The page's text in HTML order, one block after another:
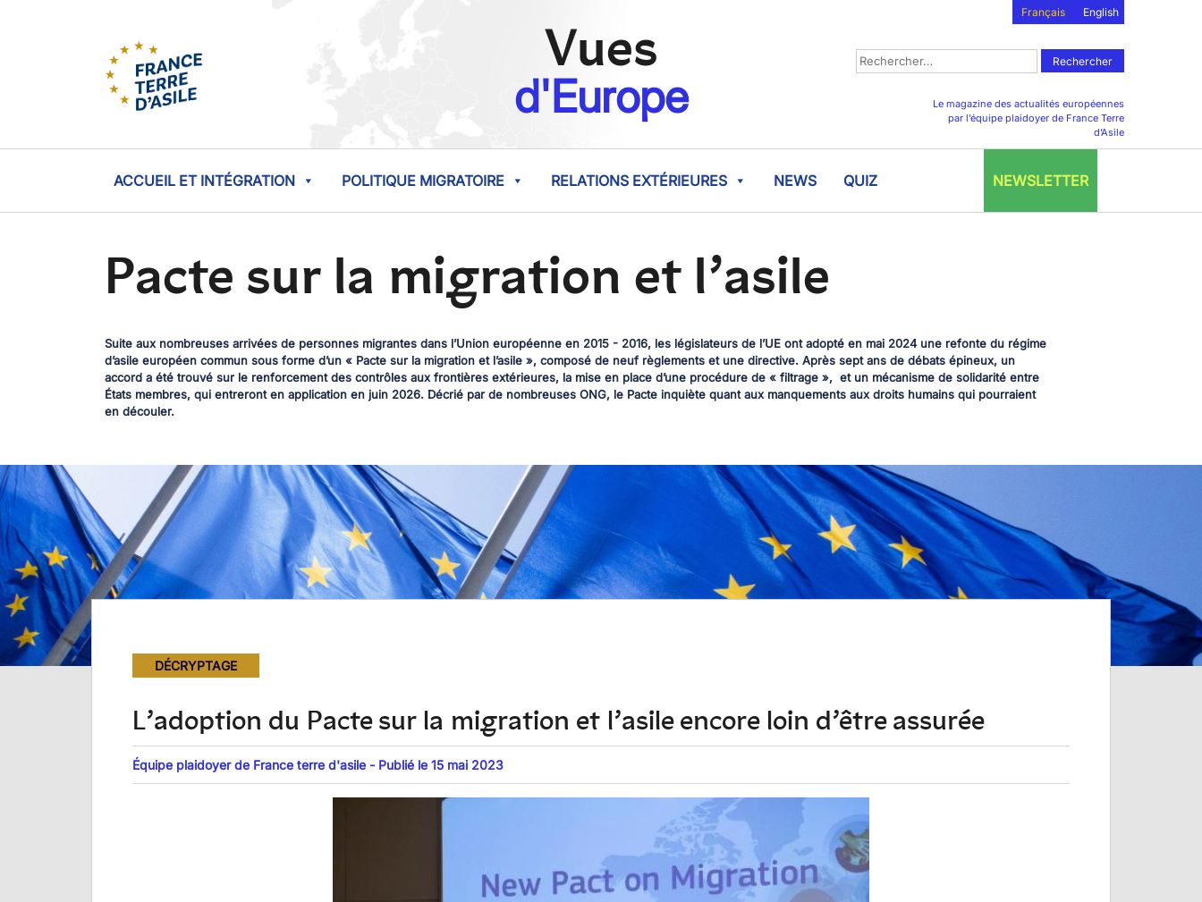
Français English
Vues
d'Europe
Rechercher :
Le magazine des actualités européennes
par l’équipe plaidoyer de France Terre
d’Asile
ACCUEIL ET INTÉGRATION POLITIQUE MIGRATOIRE RELATIONS EXTÉRIEURES NEWS QUIZ NEWSLETTER
Pacte sur la migration et l’asile
Suite aux nombreuses arrivées de personnes migrantes dans l’Union européenne en 2015 - 2016, les législateurs de l’UE ont adopté en mai 2024 une refonte du régime
d’asile européen commun sous forme d’un « Pacte sur la migration et l’asile », composé de neuf règlements et une directive. Après sept ans de débats épineux, un
accord a été trouvé sur le renforcement des contrôles aux frontières extérieures, la mise en place d’une procédure de « filtrage », et un mécanisme de solidarité entre
États membres, qui entreront en application en juin 2026. Décrié par de nombreuses ONG, le Pacte inquiète quant aux manquements aux droits humains qui pourraient
en découler.
DÉCRYPTAGE
L’adoption du Pacte sur la migration et l’asile encore loin d’être assurée
Équipe plaidoyer de France terre d'asile - Publié le 15 mai 2023